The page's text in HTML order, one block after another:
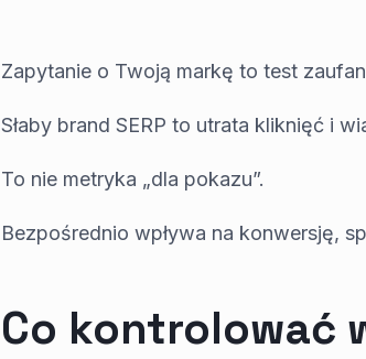
Zapytanie o Twoją markę to test
Słaby brand SERP to utrata kliknięć i
To nie metryka „dla pokazu”.
Bezpośrednio wpływa na konwersję,
Co kontrolować